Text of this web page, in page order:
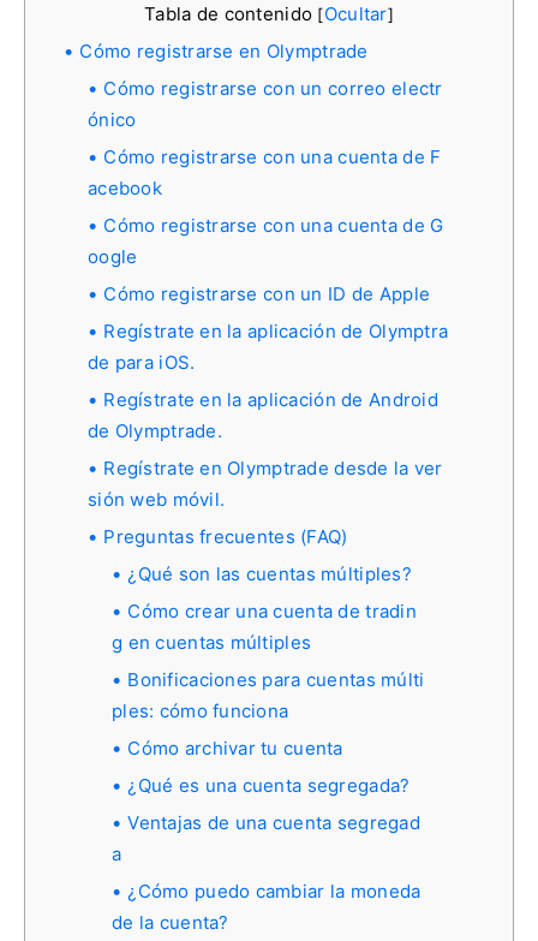
Tabla de contenido [Ocultar]
Cómo registrarse en Olymptrade
Cómo registrarse con un correo electr
ónico
Cómo registrarse con una cuenta de F
acebook
Cómo registrarse con una cuenta de G
oogle
Cómo registrarse con un ID de Apple
Regístrate en la aplicación de Olymptra
de para iOS.
Regístrate en la aplicación de Android
de Olymptrade.
Regístrate en Olymptrade desde la ver
sión web móvil.
Preguntas frecuentes (FAQ)
¿Qué son las cuentas múltiples?
Cómo crear una cuenta de tradin
g en cuentas múltiples
Bonificaciones para cuentas múlti
ples: cómo funciona
Cómo archivar tu cuenta
¿Qué es una cuenta segregada?
Ventajas de una cuenta segregad
a
¿Cómo puedo cambiar la moneda
de la cuenta?